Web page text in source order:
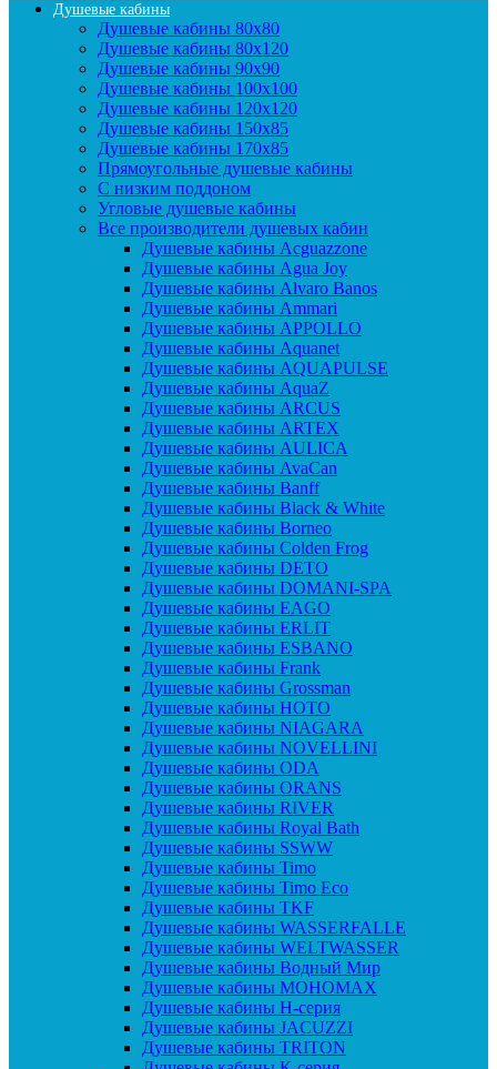
Душевые кабины
Душевые кабины 80x80
Душевые кабины 80x120
Душевые кабины 90х90
Душевые кабины 100x100
Душевые кабины 120x120
Душевые кабины 150x85
Душевые кабины 170x85
Прямоугольные душевые кабины
С низким поддоном
Угловые душевые кабины
Все производители душевых кабин
Душевые кабины Acguazzone
Душевые кабины Agua Joy
Душевые кабины Alvaro Banos
Душевые кабины Ammari
Душевые кабины APPOLLO
Душевые кабины Aquanet
Душевые кабины AQUAPULSE
Душевые кабины AquaZ
Душевые кабины ARCUS
Душевые кабины ARTEX
Душевые кабины AULICA
Душевые кабины AvaCan
Душевые кабины Banff
Душевые кабины Black & White
Душевые кабины Borneo
Душевые кабины Colden Frog
Душевые кабины DETO
Душевые кабины DOMANI-SPA
Душевые кабины EAGO
Душевые кабины ERLIT
Душевые кабины ESBANO
Душевые кабины Frank
Душевые кабины Grossman
Душевые кабины HOTO
Душевые кабины NIAGARA
Душевые кабины NOVELLINI
Душевые кабины ODA
Душевые кабины ORANS
Душевые кабины RIVER
Душевые кабины Royal Bath
Душевые кабины SSWW
Душевые кабины Timo
Душевые кабины Timo Eco
Душевые кабины TKF
Душевые кабины WASSERFALLE
Душевые кабины WELTWASSER
Душевые кабины Водный Мир
Душевые кабины МОНОМАХ
Душевые кабины H-серия
Душевые кабины JACUZZI
Душевые кабины TRITON